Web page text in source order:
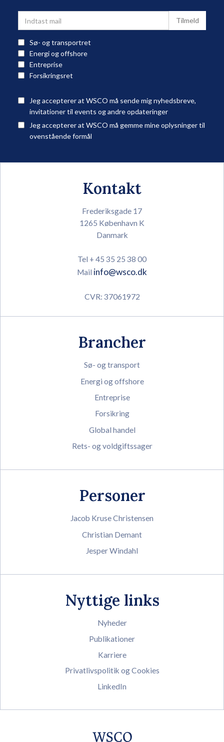
Sø- og transportret
Energi og offshore
Entreprise
Forsikringsret
Jeg accepterer at WSCO må sende mig nyhedsbreve,
invitationer til events og andre opdateringer
Jeg accepterer at WSCO må gemme mine oplysninger til
ovenstående formål
Kontakt
Frederiksgade 17
1265 København K
Danmark
Tel + 45 35 25 38 00
Mail info@wsco.dk
CVR: 37061972
Brancher
Sø- og transport
Energi og offshore
Entreprise
Forsikring
Global handel
Rets- og voldgiftssager
Personer
Jacob Kruse Christensen
Christian Demant
Jesper Windahl
Nyttige links
Nyheder
Publikationer
Karriere
Privatlivspolitik og Cookies
LinkedIn